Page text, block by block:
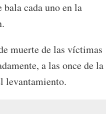
bala cada uno en la
muerte de las víctimas
a las once de la
levantamiento.